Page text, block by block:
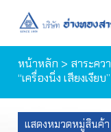
หน้าหลัก > สาระคว
“เครื่องนิ่ง เสียงเงียบ
แสดงหมวดหมู่สินค้า